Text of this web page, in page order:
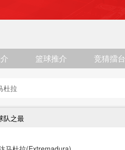
篮球推介 竞猜擂台
杜拉
队之最